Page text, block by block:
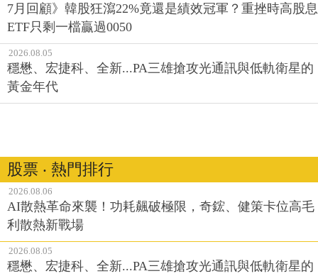
7月回顧》韓股狂瀉22%竟還是績效冠軍？重挫時高股息
ETF只剩一檔贏過0050
2026.08.05
穩懋、宏捷科、全新...PA三雄搶攻光通訊與低軌衛星的
黃金年代
股票 ‧ 熱門排行
2026.08.06
AI散熱革命來襲！功耗飆破極限，奇鋐、健策卡位高毛
利散熱新戰場
2026.08.05
穩懋、宏捷科、全新...PA三雄搶攻光通訊與低軌衛星的